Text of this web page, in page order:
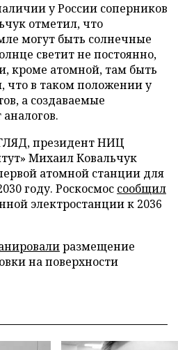
у России соперников
отметил, что
могут быть солнечные
светит не постоянно,
кроме атомной, там быть
что в таком положении у
а создаваемые
президент НИЦ
Михаил Ковальчук
атомной станции для
году. Роскосмос сообщил
электростанции к 2036
размещение
на поверхности